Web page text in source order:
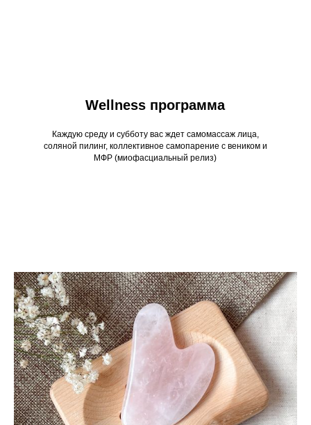
Wellness программа
Каждую среду и субботу вас ждет самомассаж лица,
соляной пилинг, коллективное самопарение с веником и
МФР (миофасциальный релиз)